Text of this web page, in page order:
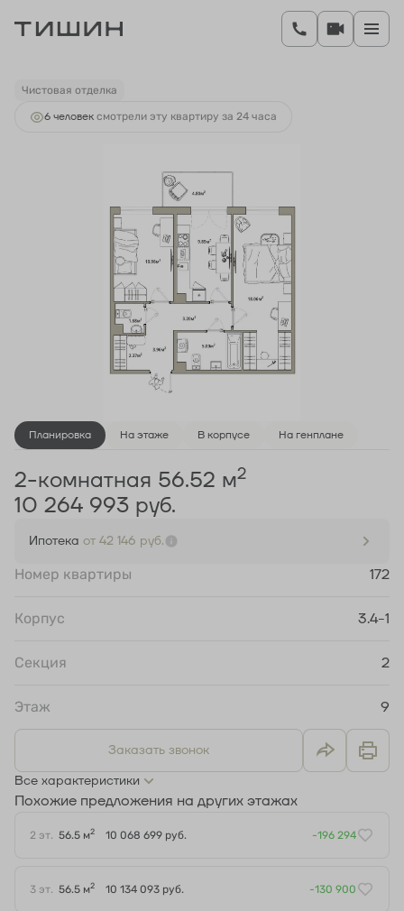
2-комнатная56.52 м 10 264 993 руб.
Ипотекаот 42 146 руб.
Чистовая отделка
6 человек смотрели эту квартиру за 24 часа
Планировка На этаже В корпусе На генплане
2-комнатная 56.52 м2
10 264 993 руб.
Ипотека от 42 146 руб.
Номер квартиры 172
Корпус 3.4-1
Секция 2
Этаж 9
Заказать звонок
Все характеристики
Похожие предложения на других этажах
2 эт. 56.5 м2 10 068 699 руб. -196 294
3 эт. 56.5 м2 10 134 093 руб. -130 900